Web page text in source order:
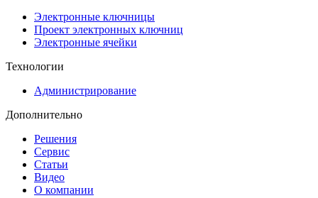
Электронные ключницы
Проект электронных ключниц
Электронные ячейки
Технологии
Администрирование
Дополнительно
Решения
Сервис
Статьи
Видео
О компании